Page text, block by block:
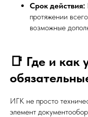
Срок действия:
протяжении
возможные
📑 Где и как
ИГК не просто
элемент